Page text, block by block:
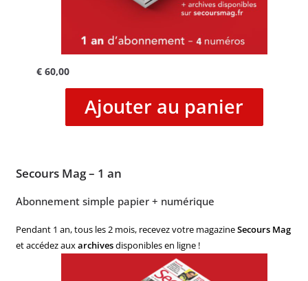
€60,00
Ajouter au panier
Secours Mag – 1 an
Abonnement simple papier + numérique
Pendant 1 an, tous les 2 mois, recevez votre magazineSecours Mag
et accédez auxarchivesdisponibles en ligne !